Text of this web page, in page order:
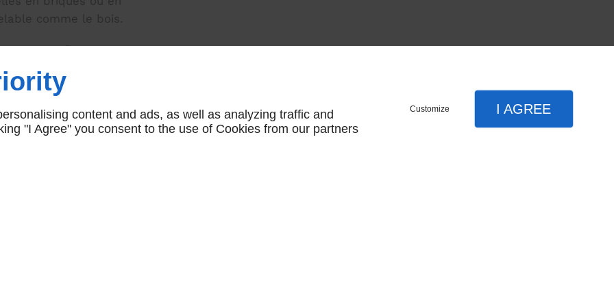
comme le bois.
maison à Lisieux,
en bois,
content and ads, as well as analyzing traffic and
"I Agree" you consent to the use of Cookies from our partners
Customize I AGREE